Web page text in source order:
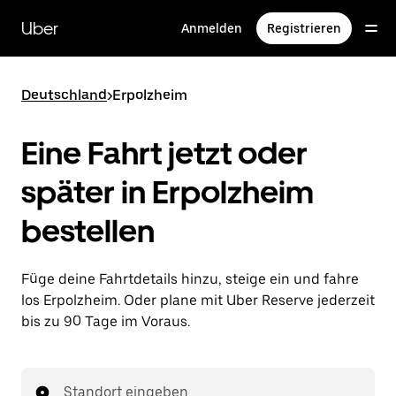
zum
Hauptinhalt
Uber Anmelden Registrieren
Deutschland>Erpolzheim
Eine Fahrt jetzt oder
später in Erpolzheim
bestellen
Füge deine Fahrtdetails hinzu, steige ein und fahre
los Erpolzheim. Oder plane mit Uber Reserve jederzeit
bis zu 90 Tage im Voraus.
Standort eingeben